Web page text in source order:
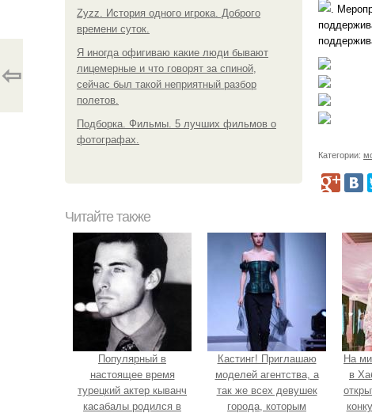
Zyzz. История одного игрока. Доброго
времени суток.
Я иногда офигиваю какие люди бывают
лицемерные и что говорят за спиной,
сейчас был такой неприятный разбор
полетов.
Подборка. Фильмы. 5 лучших фильмов о
фотографах.
.
Категории:
⇦
Читайте также
Популярный в
настоящее время
турецкий актер кыванч
касабалы родился в
Кастинг! Приглашаю
моделей агентства, а
так же всех девушек
города, которым
На
в